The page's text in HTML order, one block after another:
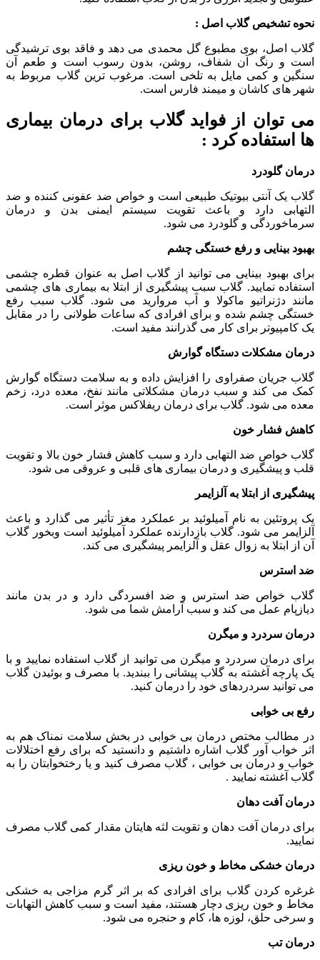
نحوه تشخیص گلاب اصل :
گلاب اصل، بوی مطبوع گل محمدی می دهد و فاقد بوی ترشیدگی
است و رنگ آن شفاف، روشن، بدون رسوب است و طعم آن
سنگین و کمی مایل به تلخی است. مرغوب ترین گلاب مربوط به
شهر های کاشان و میمند فارس است.
می توان از فواید گلاب برای درمان بیماری
ها استفاده کرد :
درمان گلودرد
گلاب یک آنتی بیوتیک طبیعی است و خواص ضد عفونی کننده و ضد
التهابی دارد و باعث تقویت سیستم ایمنی بدن و درمان
سرماخوردگی و گلودرد می شود.
بهبود بینایی و رفع خستگی چشم
برای بهبود بینایی می توانید از گلاب اصل به عنوان قطره چشمی
استفاده نمایید. گلاب سبب پیشگیری از ابتلا به بیماری های چشمی
مانند دژنراتیو ماکولا و آب مروارید می شود. گلاب سبب رفع
خستگی چشم شده و برای افرادی که ساعات طولانی را در مقابل
یک کامپیوتر برای کار می گذرانند مفید است.
درمان مشکلات دستگاه گوارش
گلاب جریان صفراوی را افزایش داده و به سلامت دستگاه گوارش
کمک می کند و سبب درمان مشکلاتی مانند نفخ، معده درد، زخم
معده می شود. گلاب برای درمان ریفلاکس موثر است.
کاهش فشار خون
گلاب خواص ضد التهابی دارد و سبب کاهش فشار خون بالا و تقویت
قلب و پیشگیری و درمان بیماری های قلبی و عروقی می شود.
پیشگیری از ابتلا به آلزایمر
یک پروتئین به نام آمیلوئید بر عملکرد مغز تأثیر می گذارد و باعث
آلزایمر می شود. گلاب بازدارنده عملکرد آمیلوئید است وبخور گلاب
آن از ابتلا به زوال عقل و آلزایمر پیشگیری می کند.
ضد استرس
گلاب خواص ضد استرس و ضد افسردگی دارد و در بدن مانند
دیازپام عمل می کند و سبب آرامش شما می شود.
درمان سردرد و میگرن
برای درمان سردرد و میگرن می توانید از گلاب استفاده نمایید و با
یک پارچه آغشته به گلاب پیشانی را ببندید. با مصرف و بوئیدن گلاب
می توانید سردردهای خود را درمان کنید.
رفع بی خوابی
در مطالب مختص درمان بی خوابی در بخش سلامت نمناک هم به
اثر خواب آور گلاب اشاره داشتیم و دانستید که برای رفع اختلالات
خواب و درمان بی خوابی ، گلاب مصرف کنید و یا رختخوابتان را به
گلاب آغشته نمایید .
درمان آفت دهان
برای درمان آفت دهان و تقویت لثه هایتان مقدار کمی گلاب مصرف
نمایید.
درمان خشکی مخاط و خون ریزی
غرغره کردن گلاب برای افرادی که بر اثر گرم مزاجی به خشکی
مخاط و خون ریزی دچار هستند، مفید است و سبب کاهش التهابات
و سرخی حلق، لوزه ها، کام و حنجره می شود.
درمان تب